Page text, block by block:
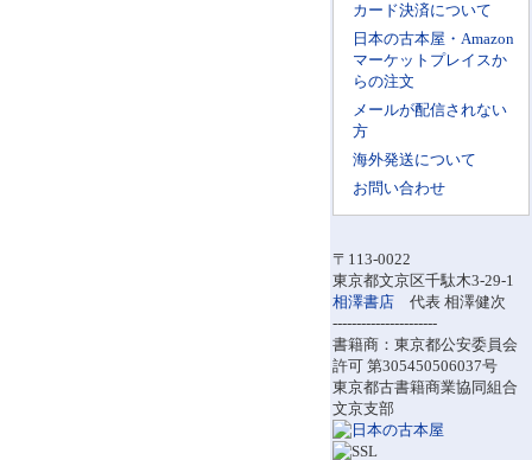
カード決済について
日本の古本屋・Amazon
マーケットプレイスか
らの注文
メールが配信されない
方
海外発送について
お問い合わせ
〒113-0022
東京都文京区千駄木3-29-1
相澤書店 代表 相澤健次
----------------------
書籍商：東京都公安委員会
許可 第305450506037号
東京都古書籍商業協同組合
文京支部